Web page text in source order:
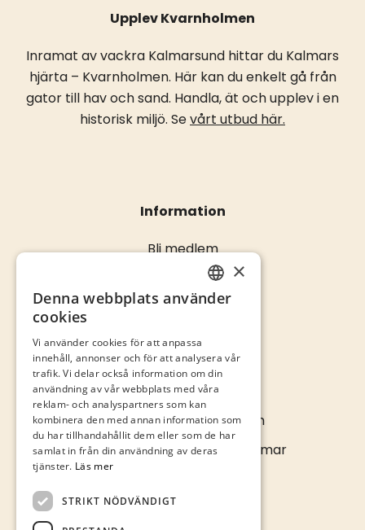
Upplev Kvarnholmen
Inramat av vackra Kalmarsund hittar du Kalmars
hjärta – Kvarnholmen. Här kan du enkelt gå från
gator till hav och sand. Handla, ät och upplev i en
historisk miljö. Sevårt utbud här.
Information
Bli medlem
Öppettider
Kontakta oss
Kontakta oss
info@kalmarcity.com
Norra Långgatan 16 • Kalmar
SWEDISH
×
Denna webbplats använder
cookies
Vi använder cookies för att anpassa
innehåll, annonser och för att analysera vår
trafik. Vi delar också information om din
användning av vår webbplats med våra
reklam- och analyspartners som kan
kombinera den med annan information som
du har tillhandahållit dem eller som de har
samlat in från din användning av deras
tjänster. Läs mer
STRIKT NÖDVÄNDIGT